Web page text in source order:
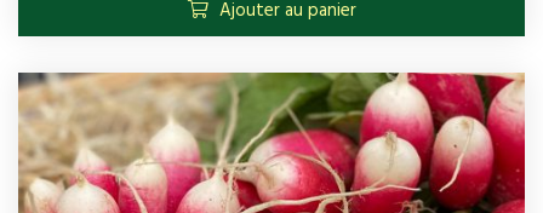
Ajouter au panier